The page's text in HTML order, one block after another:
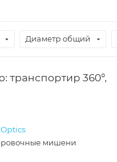
Диаметр общий
транспортир 360°,
мишени